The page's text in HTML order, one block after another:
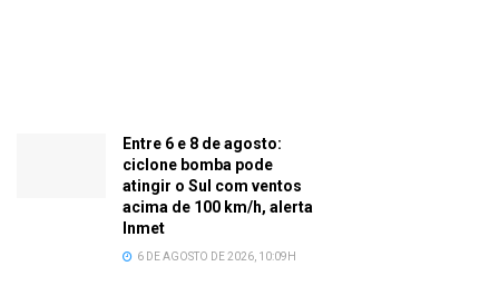
Entre 6 e 8 de agosto:
ciclone bomba pode
atingir o Sul com ventos
acima de 100 km/h, alerta
Inmet
6 DE AGOSTO DE 2026, 10:09H